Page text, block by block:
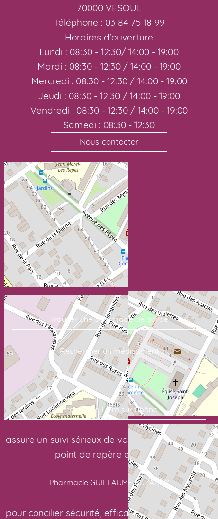
Trouver une pharmacie de garde
Rechercher un médicament
Commandez vos soins en quelques clics:
Pharmacie Loire sur Rhône
assure un suivi sérieux de vos traitements. Votre
point de repère en santé:
Pharmacie GUILLAUME BUZANCY
pour concilier sécurité, efficacité et confort. Pour
70000 VESOUL
Téléphone : 03 84 75 18 99
Horaires d'ouverture
Lundi : 08:30 - 12:30/ 14:00 - 19:00
Mardi : 08:30 - 12:30 / 14:00 - 19:00
Mercredi : 08:30 - 12:30 / 14:00 - 19:00
Jeudi : 08:30 - 12:30 / 14:00 - 19:00
Vendredi : 08:30 - 12:30 / 14:00 - 19:00
Samedi : 08:30 - 12:30
Nous contacter